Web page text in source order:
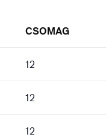
CSOMAG
12
12
12